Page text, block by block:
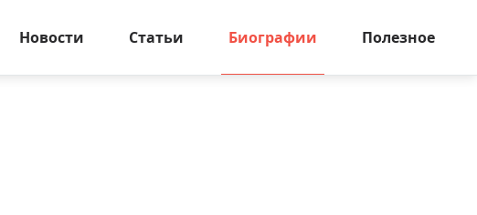
Новости Статьи Биографии Полезное